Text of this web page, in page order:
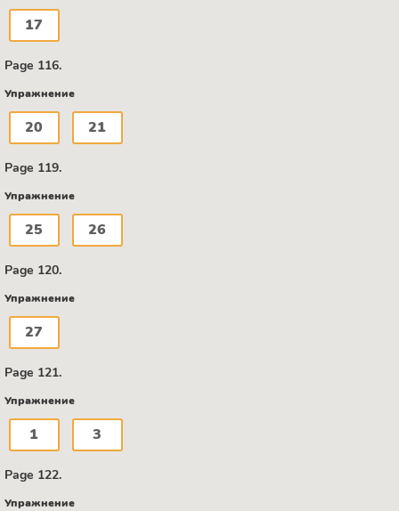
17
Page 116.
Упражнение
20 21
Page 119.
Упражнение
25 26
Page 120.
Упражнение
27
Page 121.
Упражнение
1 3
Page 122.
Упражнение